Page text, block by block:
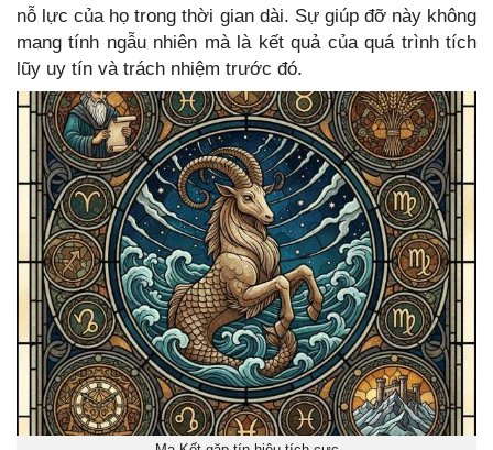
nỗ lực của họ trong thời gian dài. Sự giúp đỡ này không
mang tính ngẫu nhiên mà là kết quả của quá trình tích
lũy uy tín và trách nhiệm trước đó.